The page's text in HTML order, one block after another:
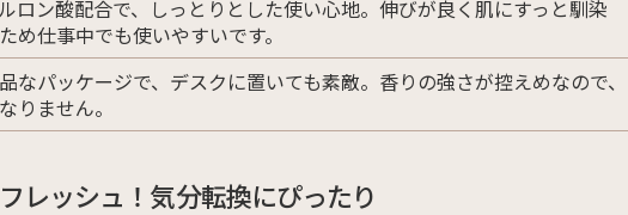
ロン酸配合で、しっとりとした使い心地。伸びが良く肌にすっと馴染
め仕事中でも使いやすいです。
なパッケージで、デスクに置いても素敵。香りの強さが控えめなので、
りません。
レッシュ！気分転換にぴったり